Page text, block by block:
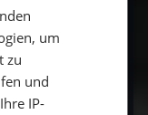
um
zu
und
IP-